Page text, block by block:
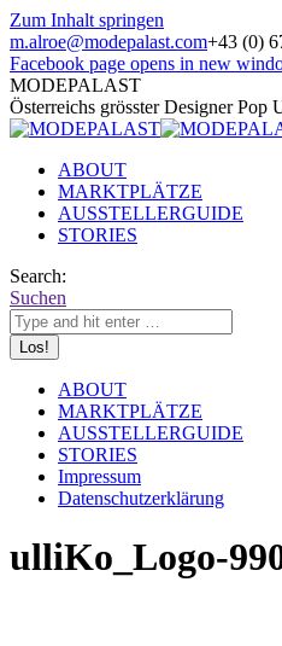
Zum Inhalt springen
m.alroe@modepalast.com+43 (0)
Facebook page opens in new
MODEPALAST
Österreichs grösster Designer Pop
ABOUT
MARKTPLÄTZE
AUSSTELLERGUIDE
STORIES
Search:
Suchen
ABOUT
MARKTPLÄTZE
AUSSTELLERGUIDE
STORIES
Impressum
Datenschutzerklärung
ulliKo_Logo-